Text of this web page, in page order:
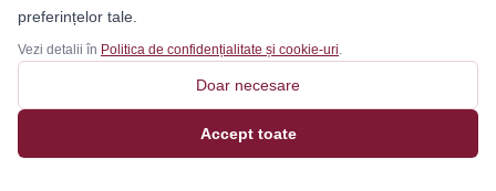
preferințelor tale.
Vezi detalii în Politica de confidențialitate și cookie-uri.
Doar necesare
Accept toate